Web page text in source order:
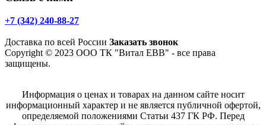
+7 (342) 240-88-27
Доставка по всей России Заказать звонок
Copyright © 2023 ООО ТК "Витал ЕВВ" - все права
защищены.
Информация о ценах и товарах на данном сайте носит
информационный характер и не является публичной офертой,
определяемой положениями Статьи 437 ГК РФ. Перед